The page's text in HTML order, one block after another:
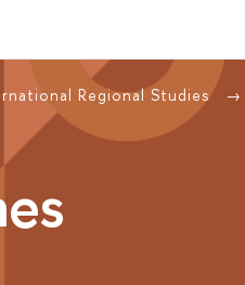
Regional Studies